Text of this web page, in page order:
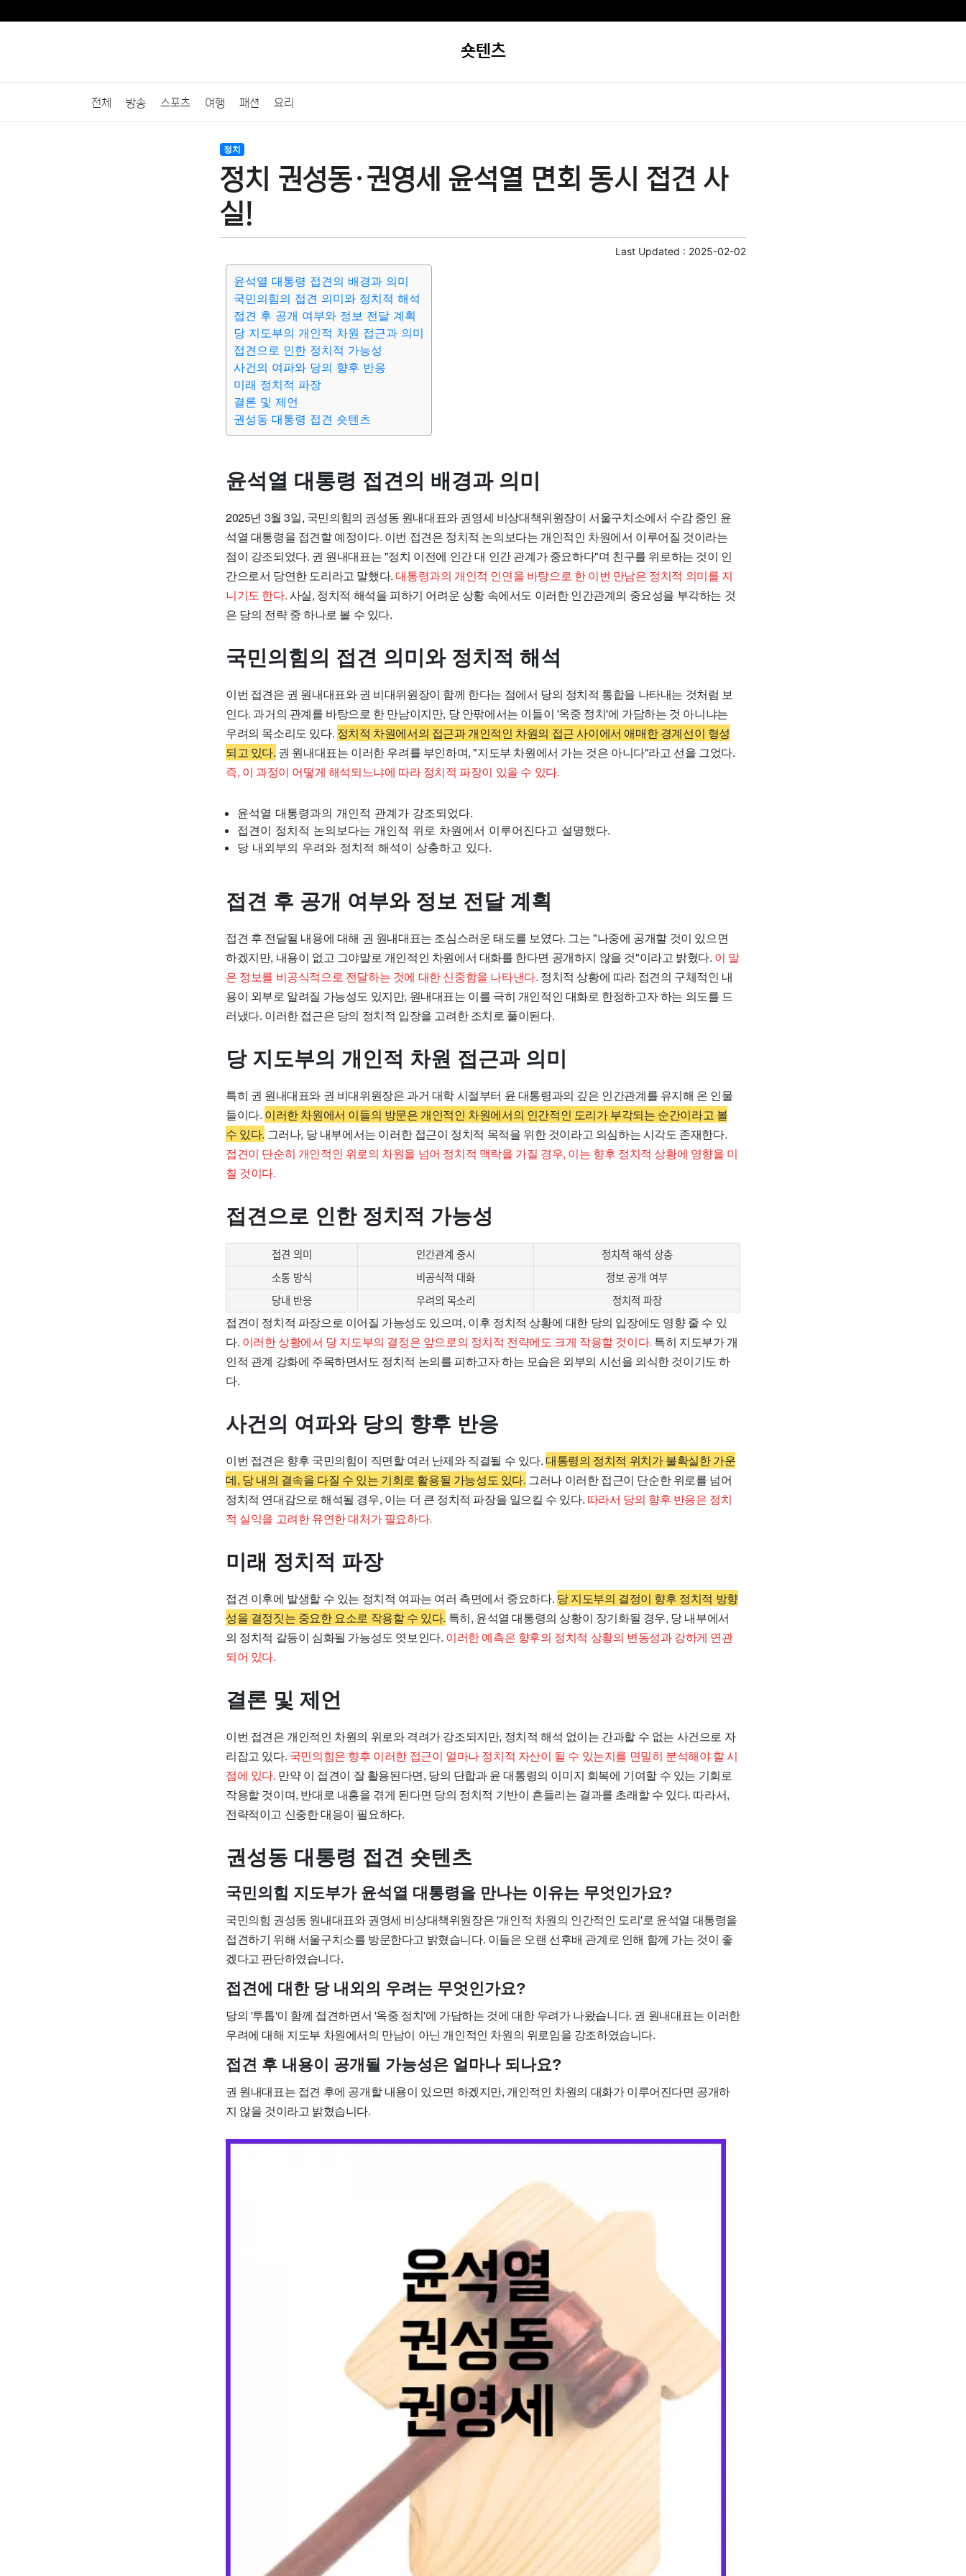
숏텐츠
전체 방송 스포츠 여행 패션 요리
정치
정치 권성동·권영세 윤석열 면회 동시 접견 사
실!
Last Updated : 2025-02-02
윤석열 대통령 접견의 배경과 의미
국민의힘의 접견 의미와 정치적 해석
접견 후 공개 여부와 정보 전달 계획
당 지도부의 개인적 차원 접근과 의미
접견으로 인한 정치적 가능성
사건의 여파와 당의 향후 반응
미래 정치적 파장
결론 및 제언
권성동 대통령 접견 숏텐츠
윤석열 대통령 접견의 배경과 의미
2025년 3월 3일, 국민의힘의 권성동 원내대표와 권영세 비상대책위원장이 서울구치소에서 수감 중인 윤
석열 대통령을 접견할 예정이다. 이번 접견은 정치적 논의보다는 개인적인 차원에서 이루어질 것이라는
점이 강조되었다. 권 원내대표는 "정치 이전에 인간 대 인간 관계가 중요하다"며 친구를 위로하는 것이 인
간으로서 당연한 도리라고 말했다.대통령과의 개인적 인연을 바탕으로 한 이번 만남은 정치적 의미를 지
니기도 한다.사실, 정치적 해석을 피하기 어려운 상황 속에서도 이러한 인간관계의 중요성을 부각하는 것
은 당의 전략 중 하나로 볼 수 있다.
국민의힘의 접견 의미와 정치적 해석
이번 접견은 권 원내대표와 권 비대위원장이 함께 한다는 점에서 당의 정치적 통합을 나타내는 것처럼 보
인다. 과거의 관계를 바탕으로 한 만남이지만, 당 안팎에서는 이들이 '옥중 정치'에 가담하는 것 아니냐는
우려의 목소리도 있다. 정치적 차원에서의 접근과 개인적인 차원의 접근 사이에서 애매한 경계선이 형성
되고 있다. 권 원내대표는 이러한 우려를 부인하며, "지도부 차원에서 가는 것은 아니다"라고 선을 그었다.
즉, 이 과정이 어떻게 해석되느냐에 따라 정치적 파장이 있을 수 있다.
윤석열 대통령과의 개인적 관계가 강조되었다.
접견이 정치적 논의보다는 개인적 위로 차원에서 이루어진다고 설명했다.
당 내외부의 우려와 정치적 해석이 상충하고 있다.
접견 후 공개 여부와 정보 전달 계획
접견 후 전달될 내용에 대해 권 원내대표는 조심스러운 태도를 보였다. 그는 "나중에 공개할 것이 있으면
하겠지만, 내용이 없고 그야말로 개인적인 차원에서 대화를 한다면 공개하지 않을 것"이라고 밝혔다. 이 말
은 정보를 비공식적으로 전달하는 것에 대한 신중함을 나타낸다. 정치적 상황에 따라 접견의 구체적인 내
용이 외부로 알려질 가능성도 있지만, 원내대표는 이를 극히 개인적인 대화로 한정하고자 하는 의도를 드
러냈다. 이러한 접근은 당의 정치적 입장을 고려한 조치로 풀이된다.
당 지도부의 개인적 차원 접근과 의미
특히 권 원내대표와 권 비대위원장은 과거 대학 시절부터 윤 대통령과의 깊은 인간관계를 유지해 온 인물
들이다. 이러한 차원에서 이들의 방문은 개인적인 차원에서의 인간적인 도리가 부각되는 순간이라고 볼
수 있다. 그러나, 당 내부에서는 이러한 접근이 정치적 목적을 위한 것이라고 의심하는 시각도 존재한다.
접견이 단순히 개인적인 위로의 차원을 넘어 정치적 맥락을 가질 경우, 이는 향후 정치적 상황에 영향을 미
칠 것이다.
접견으로 인한 정치적 가능성
접견 의미 인간관계 중시
정치적 해석 상충
소통 방식
비공식적 대화
정보 공개 여부
당내 반응
우려의 목소리 정치적 파장
접견이 정치적 파장으로 이어질 가능성도 있으며, 이후 정치적 상황에 대한 당의 입장에도 영향 줄 수 있
다. 이러한 상황에서 당 지도부의 결정은 앞으로의 정치적 전략에도 크게 작용할 것이다. 특히 지도부가 개
인적 관계 강화에 주목하면서도 정치적 논의를 피하고자 하는 모습은 외부의 시선을 의식한 것이기도 하
다.
사건의 여파와 당의 향후 반응
이번 접견은 향후 국민의힘이 직면할 여러 난제와 직결될 수 있다.대통령의 정치적 위치가 불확실한 가운
데, 당 내의 결속을 다질 수 있는 기회로 활용될 가능성도 있다. 그러나 이러한 접근이 단순한 위로를 넘어
정치적 연대감으로 해석될 경우, 이는 더 큰 정치적 파장을 일으킬 수 있다. 따라서 당의 향후 반응은 정치
적 실익을 고려한 유연한 대처가 필요하다.
미래 정치적 파장
접견 이후에 발생할 수 있는 정치적 여파는 여러 측면에서 중요하다. 당 지도부의 결정이 향후 정치적 방향
성을 결정짓는 중요한 요소로 작용할 수 있다. 특히, 윤석열 대통령의 상황이 장기화될 경우, 당 내부에서
의 정치적 갈등이 심화될 가능성도 엿보인다. 이러한 예측은 향후의 정치적 상황의 변동성과 강하게 연관
되어 있다.
결론 및 제언
이번 접견은 개인적인 차원의 위로와 격려가 강조되지만, 정치적 해석 없이는 간과할 수 없는 사건으로 자
리잡고 있다. 국민의힘은 향후 이러한 접근이 얼마나 정치적 자산이 될 수 있는지를 면밀히 분석해야 할 시
점에 있다. 만약 이 접견이 잘 활용된다면, 당의 단합과 윤 대통령의 이미지 회복에 기여할 수 있는 기회로
작용할 것이며, 반대로 내홍을 겪게 된다면 당의 정치적 기반이 흔들리는 결과를 초래할 수 있다. 따라서,
전략적이고 신중한 대응이 필요하다.
권성동 대통령 접견 숏텐츠
국민의힘 지도부가 윤석열 대통령을 만나는 이유는 무엇인가요?
국민의힘 권성동 원내대표와 권영세 비상대책위원장은 '개인적 차원의 인간적인 도리'로 윤석열 대통령을
접견하기 위해 서울구치소를 방문한다고 밝혔습니다. 이들은 오랜 선후배 관계로 인해 함께 가는 것이 좋
겠다고 판단하였습니다.
접견에 대한 당 내외의 우려는 무엇인가요?
당의 '투톱'이 함께 접견하면서 '옥중 정치'에 가담하는 것에 대한 우려가 나왔습니다. 권 원내대표는 이러한
우려에 대해 지도부 차원에서의 만남이 아닌 개인적인 차원의 위로임을 강조하였습니다.
접견 후 내용이 공개될 가능성은 얼마나 되나요?
권 원내대표는 접견 후에 공개할 내용이 있으면 하겠지만, 개인적인 차원의 대화가 이루어진다면 공개하
지 않을 것이라고 밝혔습니다.